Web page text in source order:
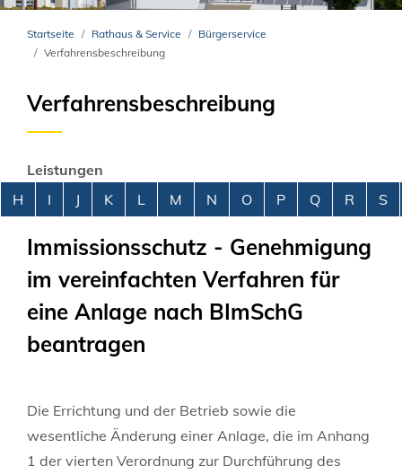
Startseite Rathaus & Service
Bürgerservice
Verfahrensbeschreibung
Verfahrensbeschreibung
Leistungen
Alphabetisches Register überspringen
H I J K L M N O P Q R S
Immissionsschutz - Genehmigung
im vereinfachten Verfahren für
eine Anlage nach BImSchG
beantragen
Die Errichtung und der Betrieb sowie die
wesentliche Änderung einer Anlage, die im Anhang
1 der vierten Verordnung zur Durchführung des